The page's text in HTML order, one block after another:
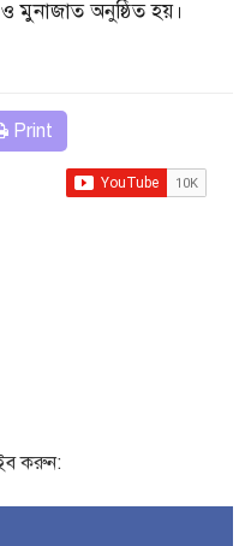
মুনাজাত অনুষ্ঠিত হয়।
Print
করুন: